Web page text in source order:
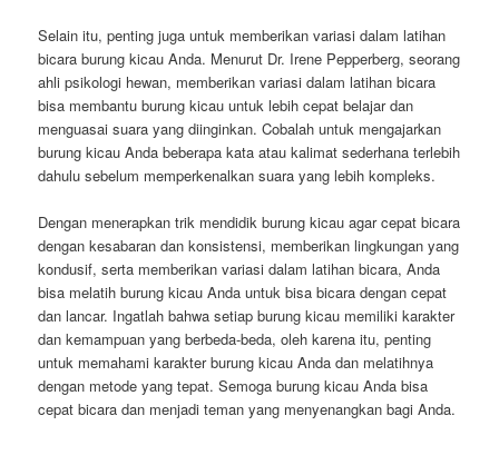
Selain itu, penting juga untuk memberikan variasi dalam latihan
bicara burung kicau Anda. Menurut Dr. Irene Pepperberg, seorang
ahli psikologi hewan, memberikan variasi dalam latihan bicara
bisa membantu burung kicau untuk lebih cepat belajar dan
menguasai suara yang diinginkan. Cobalah untuk mengajarkan
burung kicau Anda beberapa kata atau kalimat sederhana terlebih
dahulu sebelum memperkenalkan suara yang lebih kompleks.
Dengan menerapkan trik mendidik burung kicau agar cepat bicara
dengan kesabaran dan konsistensi, memberikan lingkungan yang
kondusif, serta memberikan variasi dalam latihan bicara, Anda
bisa melatih burung kicau Anda untuk bisa bicara dengan cepat
dan lancar. Ingatlah bahwa setiap burung kicau memiliki karakter
dan kemampuan yang berbeda-beda, oleh karena itu, penting
untuk memahami karakter burung kicau Anda dan melatihnya
dengan metode yang tepat. Semoga burung kicau Anda bisa
cepat bicara dan menjadi teman yang menyenangkan bagi Anda.